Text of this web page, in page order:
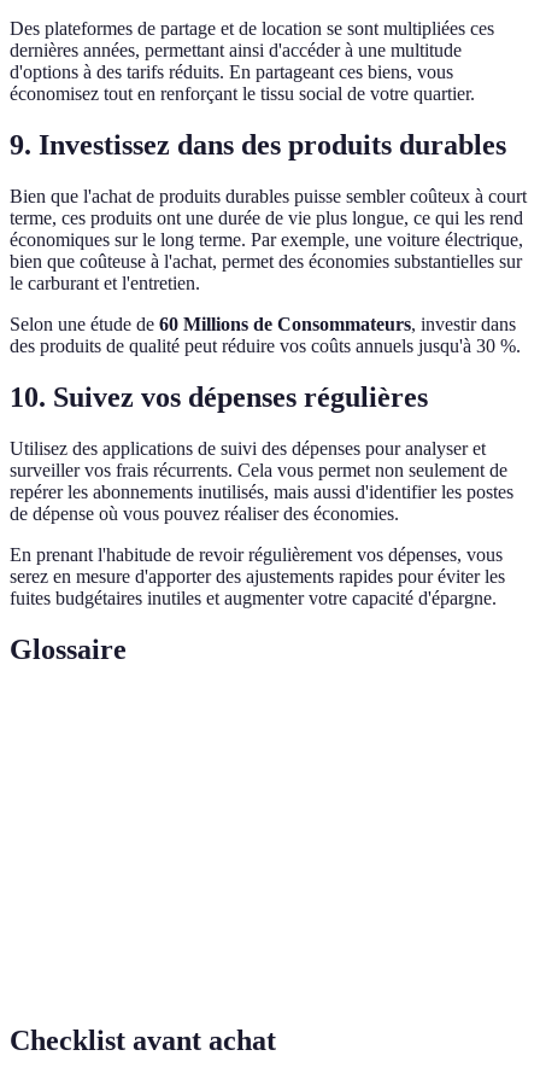
Des plateformes de partage et de location se sont multipliées ces
dernières années, permettant ainsi d'accéder à une multitude
d'options à des tarifs réduits. En partageant ces biens, vous
économisez tout en renforçant le tissu social de votre quartier.
9. Investissez dans des produits durables
Bien que l'achat de produits durables puisse sembler coûteux à court
terme, ces produits ont une durée de vie plus longue, ce qui les rend
économiques sur le long terme. Par exemple, une voiture électrique,
bien que coûteuse à l'achat, permet des économies substantielles sur
le carburant et l'entretien.
Selon une étude de 60 Millions de Consommateurs, investir dans
des produits de qualité peut réduire vos coûts annuels jusqu'à 30 %.
10. Suivez vos dépenses régulières
Utilisez des applications de suivi des dépenses pour analyser et
surveiller vos frais récurrents. Cela vous permet non seulement de
repérer les abonnements inutilisés, mais aussi d'identifier les postes
de dépense où vous pouvez réaliser des économies.
En prenant l'habitude de revoir régulièrement vos dépenses, vous
serez en mesure d'apporter des ajustements rapides pour éviter les
fuites budgétaires inutiles et augmenter votre capacité d'épargne.
Glossaire
Checklist avant achat